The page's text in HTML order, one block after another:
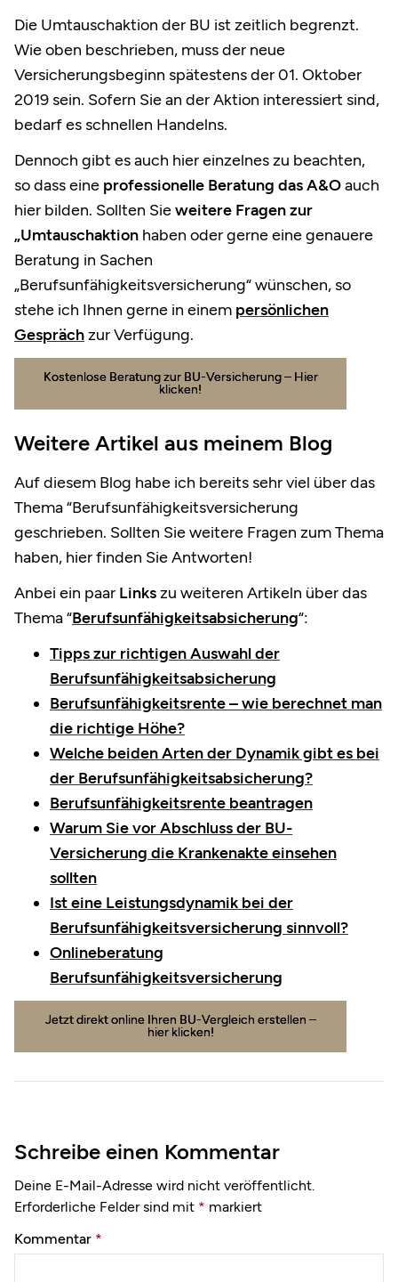
Die Umtauschaktion der BU ist zeitlich begrenzt.
Wie oben beschrieben, muss der neue
Versicherungsbeginn spätestens der 01. Oktober
2019 sein. Sofern Sie an der Aktion interessiert sind,
bedarf es schnellen Handelns.
Dennoch gibt es auch hier einzelnes zu beachten,
so dass eine professionelle Beratung das A&Oauch
hier bilden. Sollten Sieweitere Fragen zur
„Umtauschaktion haben oder gerne eine genauere
Beratung in Sachen
„Berufsunfähigkeitsversicherung“ wünschen, so
stehe ich Ihnen gerne in einem persönlichen
Gesprächzur Verfügung.
Kostenlose Beratung zur BU-Versicherung – Hier
klicken!
Weitere Artikel aus meinem Blog
Auf diesem Blog habe ich bereits sehr viel über das
Thema “Berufsunfähigkeitsversicherung
geschrieben. Sollten Sie weitere Fragen zum Thema
haben, hier finden Sie Antworten!
Anbei ein paar Linkszu weiteren Artikeln über das
Thema “Berufsunfähigkeitsabsicherung“:
Tipps zur richtigen Auswahl der
Berufsunfähigkeitsabsicherung
Berufsunfähigkeitsrente – wie berechnet man
die richtige Höhe?
Welche beiden Arten der Dynamik gibt es bei
der Berufsunfähigkeitsabsicherung?
Berufsunfähigkeitsrente beantragen
Warum Sie vor Abschluss der BU-
Versicherung die Krankenakte einsehen
sollten
Ist eine Leistungsdynamik bei der
Berufsunfähigkeitsversicherung sinnvoll?
Onlineberatung
Berufsunfähigkeitsversicherung
Jetzt direkt online Ihren BU-Vergleich erstellen –
hier klicken!
Schreibe einen Kommentar
Deine E-Mail-Adresse wird nicht veröffentlicht.
Erforderliche Felder sind mit * markiert
Kommentar *